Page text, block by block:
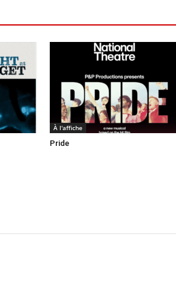
À l'affiche
Pride